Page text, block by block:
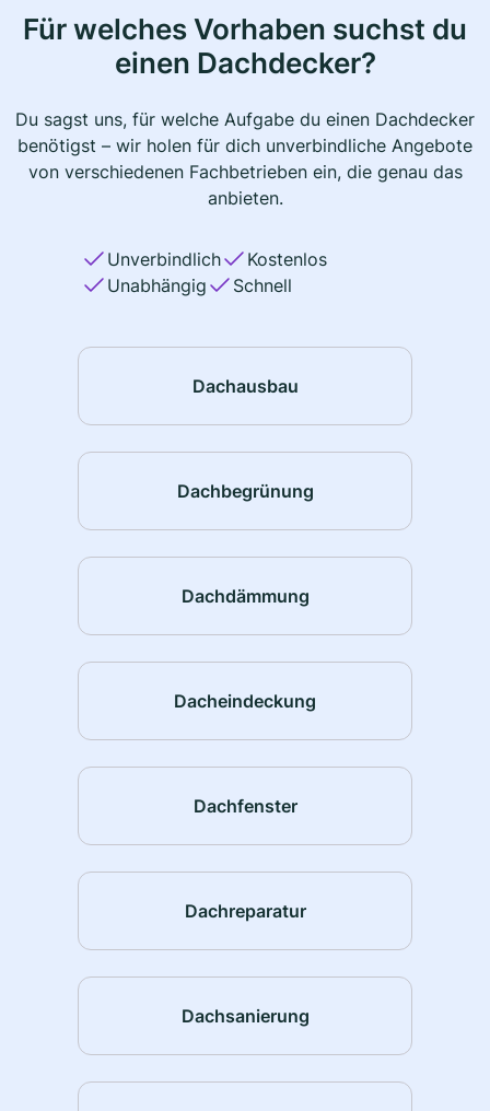
Für welches Vorhaben suchst du
einen Dachdecker?
Du sagst uns, für welche Aufgabe du einen Dachdecker
benötigst – wir holen für dich unverbindliche Angebote
von verschiedenen Fachbetrieben ein, die genau das
anbieten.
Unverbindlich
Kostenlos
Unabhängig
Schnell
Dachausbau
Dachbegrünung
Dachdämmung
Dacheindeckung
Dachfenster
Dachreparatur
Dachsanierung